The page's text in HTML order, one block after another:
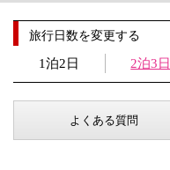
旅行日数を変更する
1泊2日 2泊3日
よくある質問